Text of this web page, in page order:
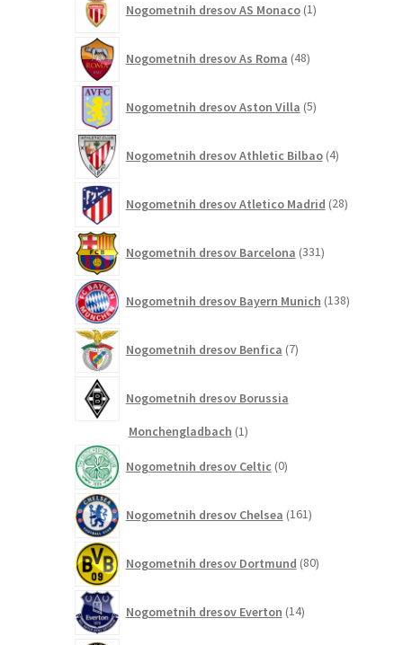
Nogometnih dresov AS Monaco 1izdelek
Nogometnih dresov As Roma 48izdelkov
Nogometnih dresov Aston Villa 5izdelkov
Nogometnih dresov Athletic Bilbao 4izdelki
Nogometnih dresov Atletico Madrid 28izdelkov
Nogometnih dresov Barcelona 331izdelkov
Nogometnih dresov Bayern Munich 138izdelkov
Nogometnih dresov Benfica 7izdelkov
Nogometnih dresov Borussia
Monchengladbach 11
Nogometnih dresov Celtic 0izdelkov
Nogometnih dresov Chelsea 161izdelkov
Nogometnih dresov Dortmund 80izdelkov
Nogometnih dresov Everton 14izdelkov